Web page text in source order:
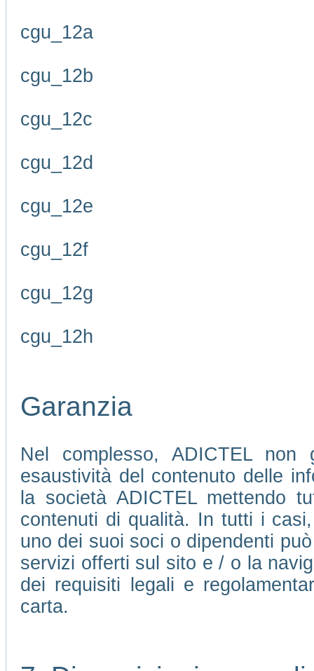
cgu_12a
cgu_12b
cgu_12c
cgu_12d
cgu_12e
cgu_12f
cgu_12g
cgu_12h
Garanzia
Nel complesso, ADICTEL non
esaustività del contenuto delle
la società ADICTEL mettendo
contenuti di qualità. In tutti i
uno dei suoi soci o dipendenti
servizi offerti sul sito e / o la
dei requisiti legali e
carta.